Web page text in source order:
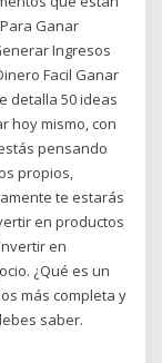
Ganar
Ingresos
Facil Ganar
detalla 50 ideas
hoy mismo, con
pensando
propios,
te estarás
en productos
en
¿Qué es un
más completa y
saber.